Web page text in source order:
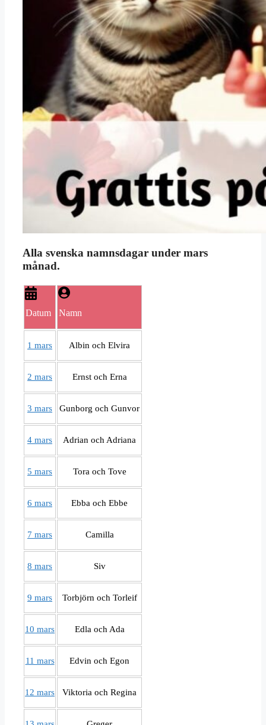
Alla svenska namnsdagar under mars
månad.
Datum Namn
1 mars Albin och Elvira
2 mars Ernst och Erna
3 mars Gunborg och Gunvor
4 mars Adrian och Adriana
5 mars Tora och Tove
6 mars Ebba och Ebbe
7 mars Camilla
8 mars Siv
9 mars Torbjörn och Torleif
10 mars Edla och Ada
11 mars Edvin och Egon
12 mars Viktoria och Regina